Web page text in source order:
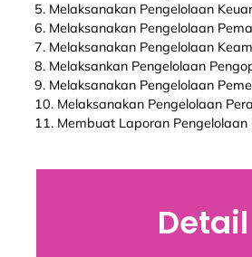
5. Melaksanakan Pengelolaan
6. Melaksanakan Pengelolaan
7. Melaksanakan Pengelolaan
8. Melaksankan Pengelolaan
9. Melaksanakan Pengelolaan
10. Melaksanakan Pengelolaan
11. Membuat Laporan
Detail